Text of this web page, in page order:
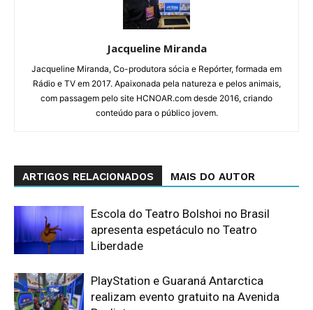
Jacqueline Miranda
Jacqueline Miranda, Co-produtora sócia e Repórter, formada em
Rádio e TV em 2017. Apaixonada pela natureza e pelos animais,
com passagem pelo site HCNOAR.com desde 2016, criando
conteúdo para o público jovem.
ARTIGOS RELACIONADOS MAIS DO AUTOR
Escola do Teatro Bolshoi no Brasil
apresenta espetáculo no Teatro
Liberdade
PlayStation e Guaraná Antarctica
realizam evento gratuito na Avenida